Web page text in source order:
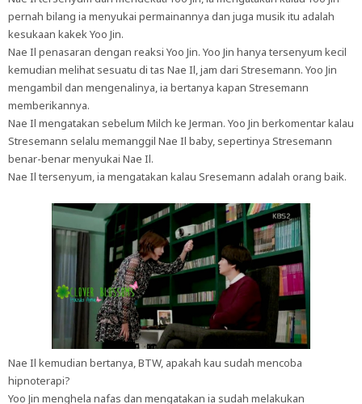
pernah bilang ia menyukai permainannya dan juga musik itu adalah
kesukaan kakek Yoo Jin.
Nae Il penasaran dengan reaksi Yoo Jin. Yoo Jin hanya tersenyum kecil
kemudian melihat sesuatu di tas Nae Il, jam dari Stresemann. Yoo Jin
mengambil dan mengenalinya, ia bertanya kapan Stresemann
memberikannya.
Nae Il mengatakan sebelum Milch ke Jerman. Yoo Jin berkomentar kalau
Stresemann selalu memanggil Nae Il baby, sepertinya Stresemann
benar-benar menyukai Nae Il.
Nae Il tersenyum, ia mengatakan kalau Sresemann adalah orang baik.
Nae Il kemudian bertanya, BTW, apakah kau sudah mencoba
hipnoterapi?
Yoo Jin menghela nafas dan mengatakan ia sudah melakukan